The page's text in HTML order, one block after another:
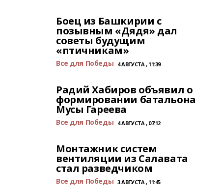
Боец из Башкирии с
позывным «Дядя» дал
советы будущим
«птичникам»
Все для Победы 4 АВГУСТА , 11:39
Радий Хабиров объявил о
формировании батальона
Мусы Гареева
Все для Победы 4 АВГУСТА , 07:12
Монтажник систем
вентиляции из Салавата
стал разведчиком
Все для Победы 3 АВГУСТА , 11:45